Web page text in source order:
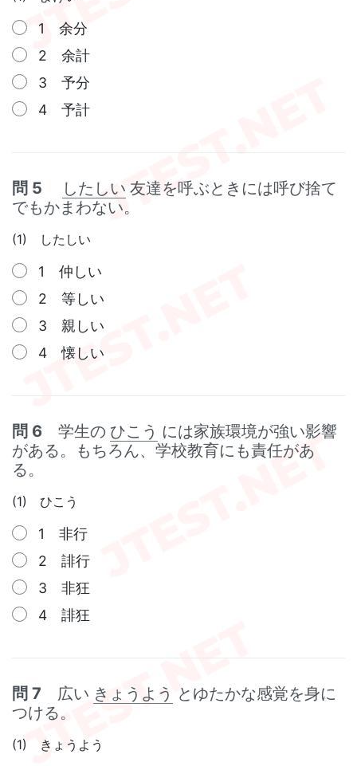
1 余分
2 余計
3 予分
4 予計
問 5 したしい 友達を呼ぶときには呼び捨て
でもかまわない。
(1) したしい
1 仲しい
2 等しい
3 親しい
4 懐しい
問 6 学生の ひこう には家族環境が強い影響
がある。もちろん、学校教育にも責任があ
る。
(1) ひこう
1 非行
2 誹行
3 非狂
4 誹狂
問 7 広い きょうよう とゆたかな感覚を身に
つける。
(1) きょうよう